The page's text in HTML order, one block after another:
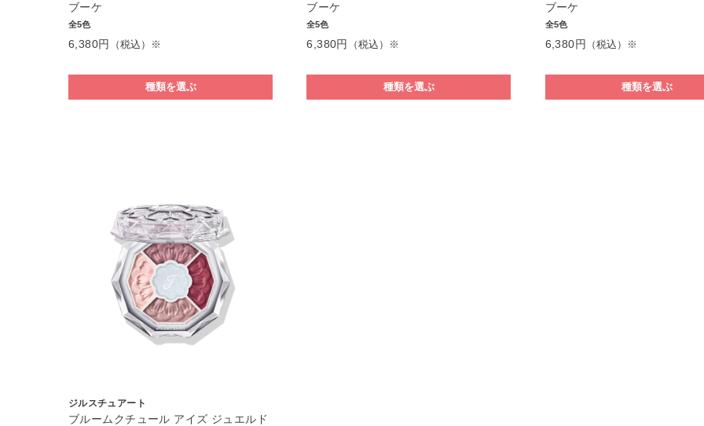
ブーケ
全5色
6,380円 （税込）※
種類を選ぶ
ブーケ
全5色
6,380円 （税込）※
種類を選ぶ
ブーケ
全5色
6,380円 （税込）※
種類を選ぶ
ジルスチュアート
ブルームクチュール アイズ ジュエルド